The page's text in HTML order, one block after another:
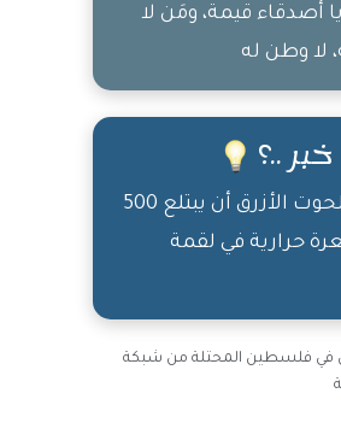
أصدقاء قيمة، ومَن لا
لا وطن له
..؟
يمكن للحوت الأزرق أن يبتلع 500
حرارية في لقمة
في فلسطين المحتلة من شبكة